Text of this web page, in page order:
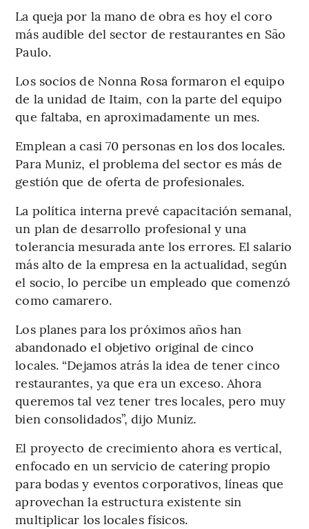
La queja por la mano de obra es hoy el coro
más audible del sector de restaurantes en São
Paulo.
Los socios de Nonna Rosa formaron el equipo
de la unidad de Itaim, con la parte del equipo
que faltaba, en aproximadamente un mes.
Emplean a casi 70 personas en los dos locales.
Para Muniz, el problema del sector es más de
gestión que de oferta de profesionales.
La política interna prevé capacitación semanal,
un plan de desarrollo profesional y una
tolerancia mesurada ante los errores. El salario
más alto de la empresa en la actualidad, según
el socio, lo percibe un empleado que comenzó
como camarero.
Los planes para los próximos años han
abandonado el objetivo original de cinco
locales. “Dejamos atrás la idea de tener cinco
restaurantes, ya que era un exceso. Ahora
queremos tal vez tener tres locales, pero muy
bien consolidados”, dijo Muniz.
El proyecto de crecimiento ahora es vertical,
enfocado en un servicio de catering propio
para bodas y eventos corporativos, líneas que
aprovechan la estructura existente sin
multiplicar los locales físicos.